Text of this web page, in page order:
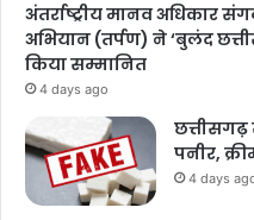
अंतर्राष्ट्रीय मानव अधिकार
अभियान (तर्पण) ने ‘बुलंद
किया सम्मानित
4 days ago
पनीर,
4 days